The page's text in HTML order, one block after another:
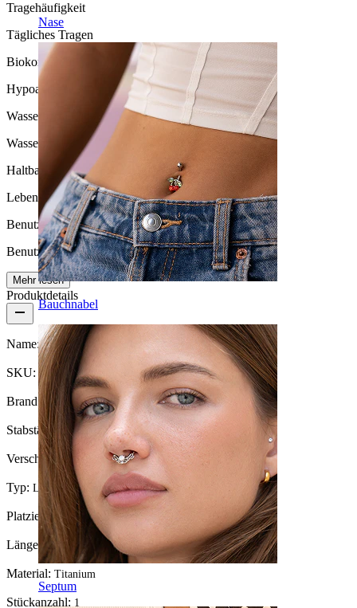
Nase
Bauchnabel
Septum
Tragehäufigkeit
Tägliches Tragen
Biokompatibilität
Hypoallergen
Wasserbeständigkeit
Wasserfest
Haltbarkeit
Lebenslange Haltbarkeit
Benutzerfreundlichkeit
Benutzerfreundlich
Mehr lesen
Produktdetails
Name:Labret aus Titan mit Koi
SKU:Labret-235
Brand:Bodymod Trend
Stabstärke: 1 mm
Verschlusstyp: Innengewinde
Typ: Labret, Flatback
Platzierung: Tragus, Ohrläppchen, Helix, Conch
Länge: 6 mm
Material: Titanium
Stückanzahl: 1